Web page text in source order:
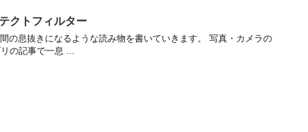
クトフィルター
の息抜きになるような読み物を書いていきます。 写真・カメラの
の記事で一息 ...